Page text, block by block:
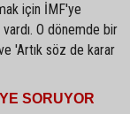
için İMF'ye
O dönemde bir
'Artık söz de karar
SORUYOR